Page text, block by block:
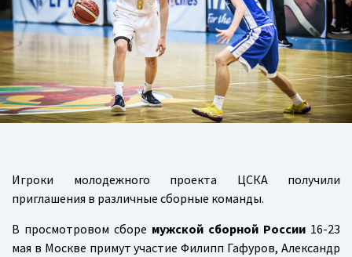
Игроки молодежного проекта ЦСКА получили
приглашения в различные сборные команды.
В просмотровом сборе мужской сборной России 16-23
мая в Москве примут участие Филипп Гафуров, Александр